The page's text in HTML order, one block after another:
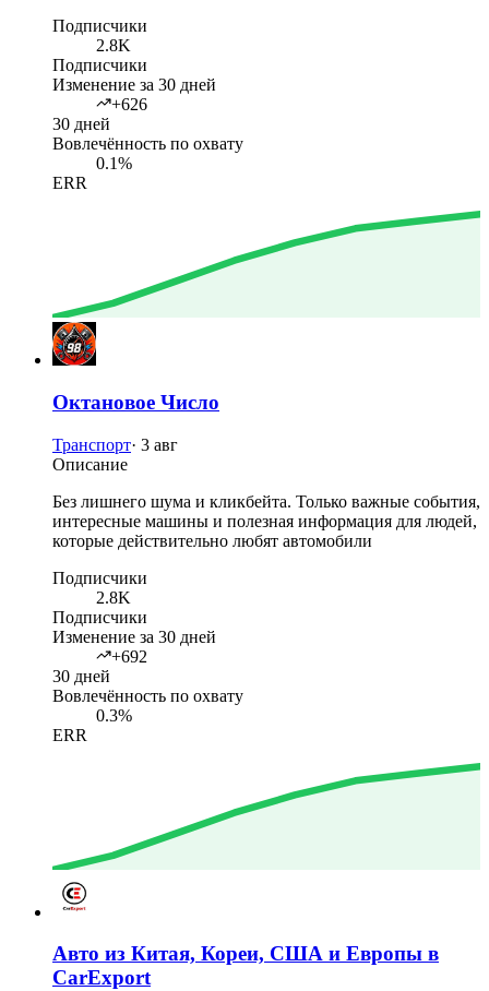
Подписчики
2.8K
Подписчики
Изменение за 30 дней
+626
30 дней
Вовлечённость по охвату
0.1%
ERR
Октановое Число
Транспорт· 3 авг
Описание
Без лишнего шума и кликбейта. Только важные события,
интересные машины и полезная информация для людей,
которые действительно любят автомобили
Подписчики
2.8K
Подписчики
Изменение за 30 дней
+692
30 дней
Вовлечённость по охвату
0.3%
ERR
Авто из Китая, Кореи, США и Европы в
CarExport